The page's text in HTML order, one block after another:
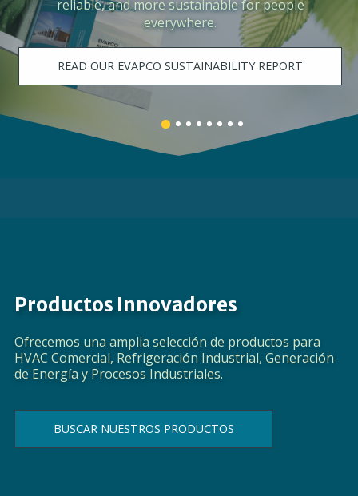
the need for process cooling, centralized
space cooling, and data center cooling.
LEARN MORE
Banner
details.
Banner
details.
Banner
details.
Banner
details.
Banner
details.
Banner
6
Banner
7
Banner
8
Productos Innovadores
Ofrecemos una amplia selección de productos para
HVAC Comercial, Refrigeración Industrial, Generación
de Energía y Procesos Industriales.
BUSCAR NUESTROS PRODUCTOS